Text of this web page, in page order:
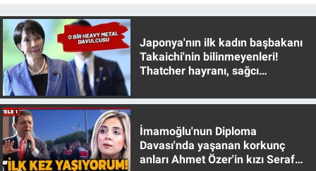
Japonya'nın ilk kadın başbakanı
Takaichi'nin bilinmeyenleri!
Thatcher hayranı, sağcı
İmamoğlu'nun Diploma
Davası'nda yaşanan korkunç
anları Ahmet Özer'in kızı Seraf